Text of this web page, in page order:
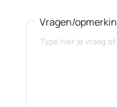
Vragen/